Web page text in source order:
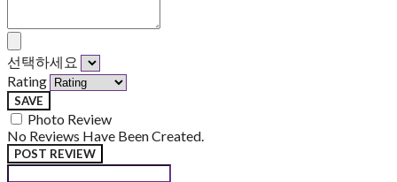
선택하세요
Rating
SAVE
Photo Review
No Reviews Have Been Created.
POST REVIEW